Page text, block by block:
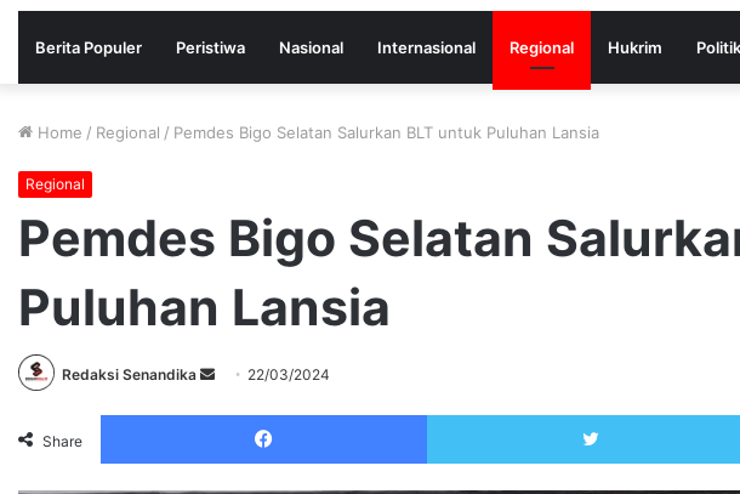
Berita Populer Peristiwa Nasional Internasional Regional Hukrim Politik
Home / Regional / Pemdes Bigo Selatan Salurkan BLT untuk Puluhan Lansia
Regional
Pemdes Bigo Selatan
Puluhan Lansia
Redaksi Senandika
Send 22/03/2024
Share
Facebook